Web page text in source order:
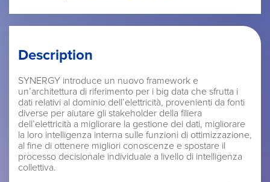
Description
SYNERGY introduce un nuovo framework e
un’architettura di riferimento per i big data che sfrutta i
dati relativi al dominio dell’elettricità, provenienti da fonti
diverse per aiutare gli stakeholder della filiera
dell’elettricità a migliorare la gestione dei dati, migliorare
la loro intelligenza interna sulle funzioni di ottimizzazione,
al fine di ottenere migliori conoscenze e spostare il
processo decisionale individuale a livello di intelligenza
collettiva.